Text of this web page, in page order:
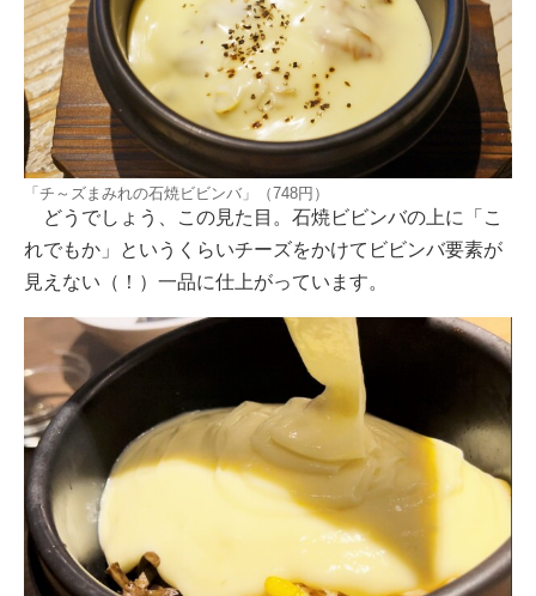
「チ～ズまみれの石焼ビビンバ」（748円）
どうでしょう、この見た目。石焼ビビンバの上に「こ
れでもか」というくらいチーズをかけてビビンバ要素が
見えない（！）一品に仕上がっています。